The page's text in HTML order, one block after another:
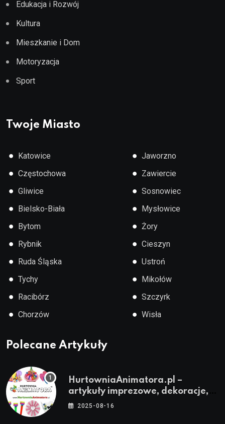
Edukacja i Rozwój
Kultura
Mieszkanie i Dom
Motoryzacja
Sport
Twoje Miasto
● Katowice
● Częstochowa
● Gliwice
● Bielsko-Biała
● Bytom
● Rybnik
● Ruda Śląska
● Tychy
● Racibórz
● Chorzów
● Jaworzno
● Zawiercie
● Sosnowiec
● Mysłowice
● Żory
● Cieszyn
● Ustroń
● Mikołów
● Szczyrk
● Wisła
Polecane Artykuły
HurtowniaAnimatora.pl –
artykuły imprezowe, dekoracje,
stroje i akcesoria dla animatorów
2025-08-16